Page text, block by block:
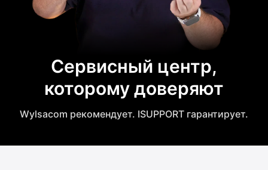
Сервисный центр,
которому доверяют
Wylsacom рекомендует. ISUPPORT гарантирует.